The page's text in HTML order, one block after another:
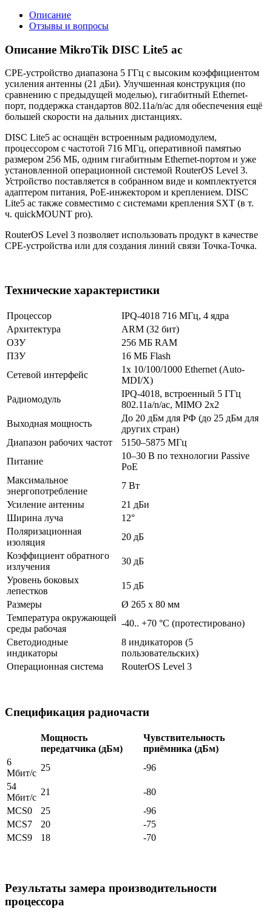
Описание
Отзывы и вопросы
Описание MikroTik DISC Lite5 ac
CPE-устройство диапазона 5 ГГц с высоким коэффициентом
усиления антенны (21 дБи). Улучшенная конструкция (по
сравнению с предыдущей моделью), гигабитный Ethernet-
порт, поддержка стандартов 802.11a/n/ac для обеспечения ещё
большей скорости на дальних дистанциях.
DISC Lite5 ac оснащён встроенным радиомодулем,
процессором с частотой 716 МГц, оперативной памятью
размером 256 МБ, одним гигабитным Ethernet-портом и уже
установленной операционной системой RouterOS Level 3.
Устройство поставляется в собранном виде и комплектуется
адаптером питания, PoE-инжектором и креплением. DISC
Lite5 ac также совместимо с системами крепления SXT (в т.
ч. quickMOUNT pro).
RouterOS Level 3 позволяет использовать продукт в качестве
CPE-устройства или для создания линий связи Точка-Точка.
Технические характеристики
Процессор
IPQ-4018 716 МГц, 4 ядра
Архитектура
ARM (32 бит)
ОЗУ
256 МБ RAM
ПЗУ
16 МБ Flash
Сетевой интерфейс
1х 10/100/1000 Ethernet (Auto-
MDI/X)
Радиомодуль
IPQ-4018, встроенный 5 ГГц
802.11a/n/ac, MIMO 2x2
Выходная мощность
До 20 дБм для РФ (до 25 дБм для
других стран)
Диапазон рабочих частот
5150–5875 МГц
Питание
10–30 В по технологии Passive
PoE
Максимальное
энергопотребление
7 Вт
Усиление антенны
21 дБи
Ширина луча
12°
Поляризационная
изоляция
20 дБ
Коэффициент обратного
излучения
30 дБ
Уровень боковых
лепестков
15 дБ
Размеры
Ø 265 x 80 мм
Температура окружающей
среды рабочая
-40.. +70 °C (протестировано)
Светодиодные
индикаторы
8 индикаторов (5
пользовательских)
Операционная система
RouterOS Level 3
Спецификация радиочасти
Мощность
передатчика (дБм)
Чувствительность
приёмника (дБм)
6
Мбит/с
25
-96
54
Мбит/с
21
-80
MCS0
25
-96
MCS7
20
-75
MCS9
18 -70
Результаты замера производительности
процессора